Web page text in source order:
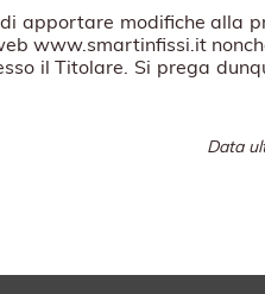
apportare modifiche alla
www.smartinfissi.it
il Titolare. Si prega
Data